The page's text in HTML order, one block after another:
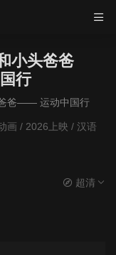
小头爸爸
行
爸—— 运动中国行
画/ 2026上映 / 汉语
超清